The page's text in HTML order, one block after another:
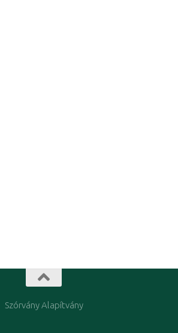
Szórvány Alapítvány